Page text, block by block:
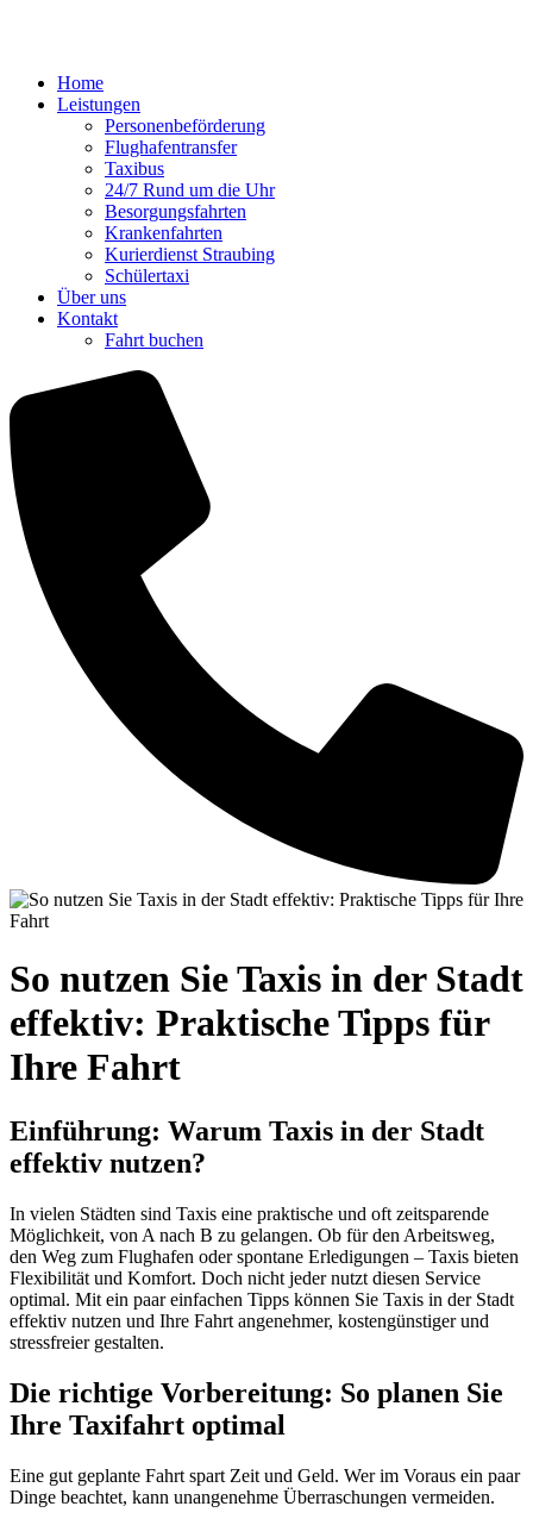
Home
Leistungen
Personenbeförderung
Flughafentransfer
Taxibus
24/7 Rund um die Uhr
Besorgungsfahrten
Krankenfahrten
Kurierdienst Straubing
Schülertaxi
Über uns
Kontakt
Fahrt buchen
So nutzen Sie Taxis in der Stadt
effektiv: Praktische Tipps für
Ihre Fahrt
Einführung: Warum Taxis in der Stadt
effektiv nutzen?
In vielen Städten sind Taxis eine praktische und oft zeitsparende
Möglichkeit, von A nach B zu gelangen. Ob für den Arbeitsweg,
den Weg zum Flughafen oder spontane Erledigungen – Taxis bieten
Flexibilität und Komfort. Doch nicht jeder nutzt diesen Service
optimal. Mit ein paar einfachen Tipps können Sie Taxis in der Stadt
effektiv nutzen und Ihre Fahrt angenehmer, kostengünstiger und
stressfreier gestalten.
Die richtige Vorbereitung: So planen Sie
Ihre Taxifahrt optimal
Eine gut geplante Fahrt spart Zeit und Geld. Wer im Voraus ein paar
Dinge beachtet, kann unangenehme Überraschungen vermeiden.